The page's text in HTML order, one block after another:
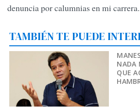
denuncia por calumnias en mi
TAMBIÉN TE PUEDE
NADA
QUE